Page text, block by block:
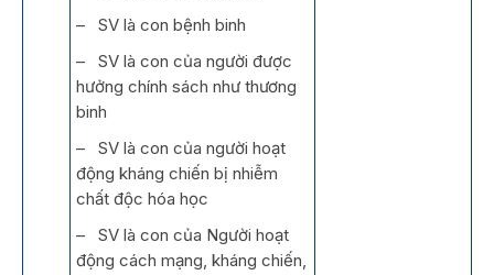
– SV là con bệnh binh
– SV là con của người được
hưởng chính sách như thương
binh
– SV là con của người hoạt
động kháng chiến bị nhiễm
chất độc hóa học
– SV là con của Người hoạt
động cách mạng, kháng chiến,